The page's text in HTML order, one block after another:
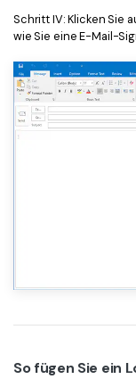
Schritt IV: Klicken Sie
wie Sie eine E-Mail-
So fügen Sie ein